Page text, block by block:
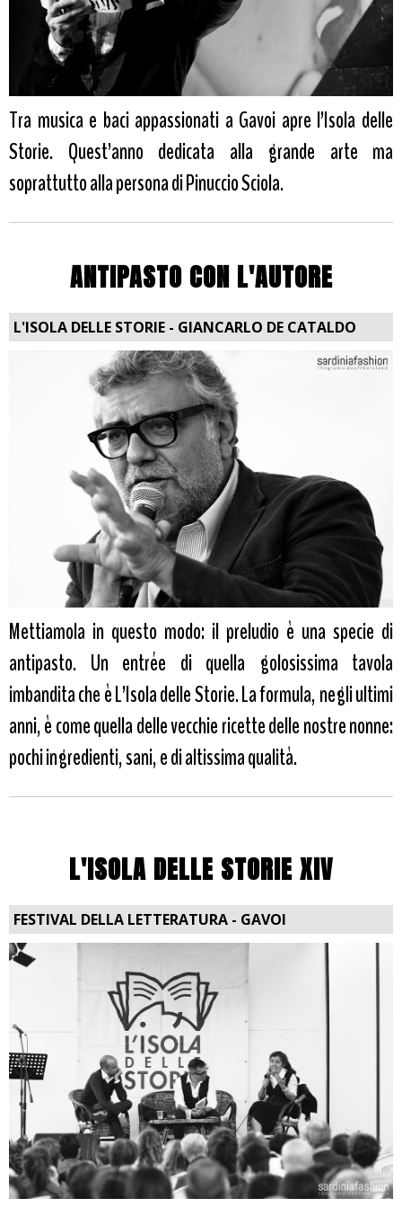
Tra musica e baci appassionati a Gavoi apre l’Isola delle
Storie. Quest’anno dedicata alla grande arte ma
soprattutto alla persona di Pinuccio Sciola.
ANTIPASTO CON L'AUTORE
L'ISOLA DELLE STORIE - GIANCARLO DE CATALDO
Mettiamola in questo modo: il preludio è una specie di
antipasto. Un entrée di quella golosissima tavola
imbandita che è L’Isola delle Storie. La formula, negli ultimi
anni, è come quella delle vecchie ricette delle nostre nonne:
pochi ingredienti, sani, e di altissima qualità.
L'ISOLA DELLE STORIE XIV
FESTIVAL DELLA LETTERATURA - GAVOI